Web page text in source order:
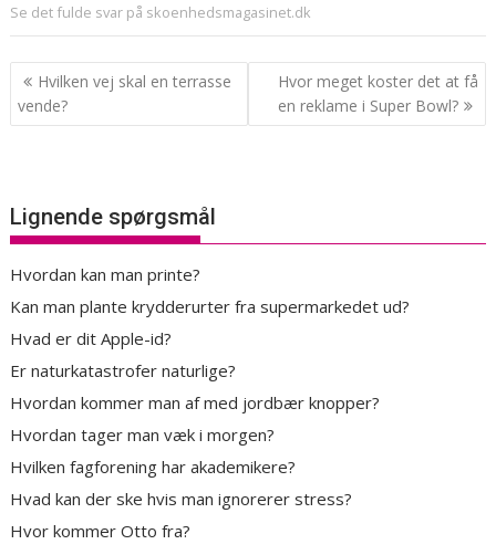
Se det fulde svar på skoenhedsmagasinet.dk
Indlægsnavigation
Hvilken vej skal en terrasse
vende?
Hvor meget koster det at få
en reklame i Super Bowl?
Lignende spørgsmål
Hvordan kan man printe?
Kan man plante krydderurter fra supermarkedet ud?
Hvad er dit Apple-id?
Er naturkatastrofer naturlige?
Hvordan kommer man af med jordbær knopper?
Hvordan tager man væk i morgen?
Hvilken fagforening har akademikere?
Hvad kan der ske hvis man ignorerer stress?
Hvor kommer Otto fra?